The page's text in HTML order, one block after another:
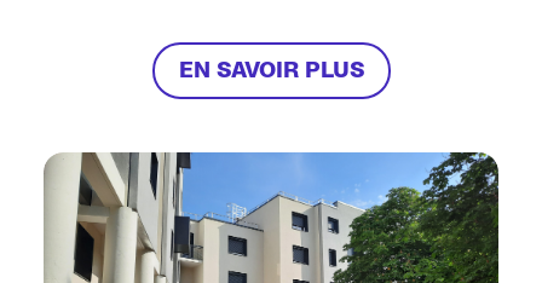
du groupe. Engagée en 2021
et désormais à maturité, cette
approche exigeante née en Île-de-
priorités, notamment le développement
de l’économie circulaire et du réemploi,
ou l’utilisation de nouveaux matériaux.
EN SAVOIR PLUS